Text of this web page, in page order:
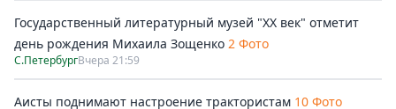
Государственный литературный музей "ХХ век" отметит
день рождения Михаила Зощенко 2 Фото
С.ПетербургВчера 21:59
Аисты поднимают настроение трактористам 10 Фото